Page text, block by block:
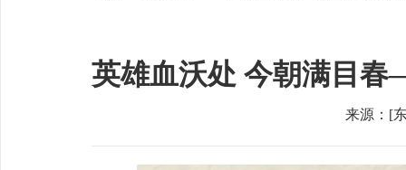
英雄血沃处 今朝满目
来源：[